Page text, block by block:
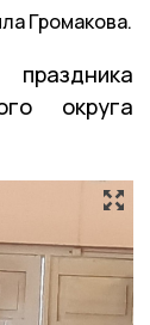
Громакова.
округа